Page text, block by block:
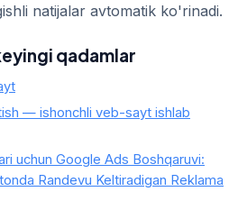
natijalar avtomatik ko'rinadi.
qadamlar
— ishonchli veb-sayt ishlab
uchun Google Ads Boshqaruvi:
Randevu Keltiradigan Reklama